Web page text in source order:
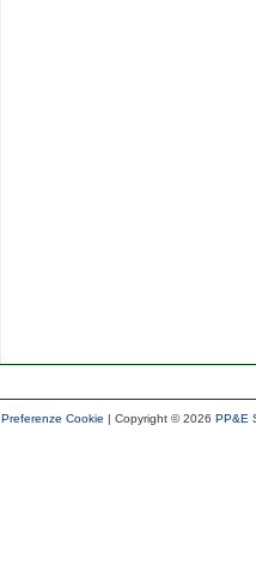
Preferenze Cookie | Copyright ©2026 PP&E